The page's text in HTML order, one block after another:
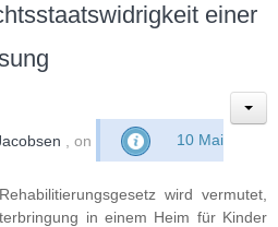
einer
, on
10 Mai
wird vermutet,
in einem Heim für Kinder